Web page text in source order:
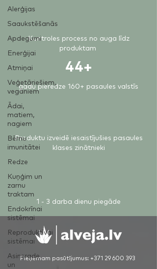
Alerģijas
Saaukstēšanās
Apdegumi
Enerģijai
Atmiņai
Veģetāriešiem,
vegāniem
Ādai,
matiem,
nagiem
Bērnu
imunitātei
Redze
Kuņģim un
zarnu
traktam
Endokrīnai
sistēmai
Reproduktīvai
sistēmai
Asinsrade
un
Kontroles process no auga līdz
produktam
44+
gadu pieredze 160+ pasaules valstīs
Produktu izveidē iesaistījušies pasaules
klases zinātnieki
1 - 3 darba dienu piegāde
Pieņemam pasūtījumus: +371 29 600 393